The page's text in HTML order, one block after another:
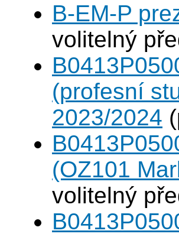
B-EM-P
volitelný
(profesní
2023/2024
(OZ101
volitelný